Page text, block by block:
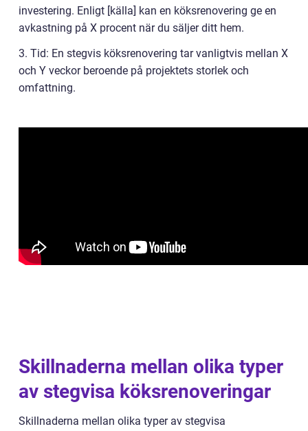
investering. Enligt [källa] kan en köksrenovering ge en
avkastning på X procent när du säljer ditt hem.
3. Tid: En stegvis köksrenovering tar vanligtvis mellan X
och Y veckor beroende på projektets storlek och
omfattning.
Skillnaderna mellan olika typer
av stegvisa köksrenoveringar
Skillnaderna mellan olika typer av stegvisa